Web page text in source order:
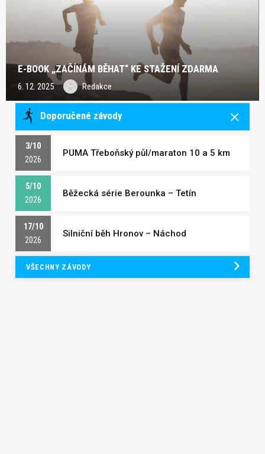
E-BOOK „ZAČÍNÁM BĚHAT“ KE STAŽENÍ ZDARMA
6. 12. 2025 Redakce
Doporučené závody
3/10
2026
PUMA Třeboňský půl/maraton 10 a 5 km
5/10
2026
Běžecká série Berounka – Tetín
17/10
2026
Silniční běh Hronov – Náchod
VŠECHNY ZÁVODY